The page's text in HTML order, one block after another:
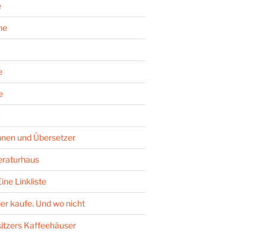
und Übersetzer
Linkliste
kaufe. Und wo nicht
Kaffeehäuser